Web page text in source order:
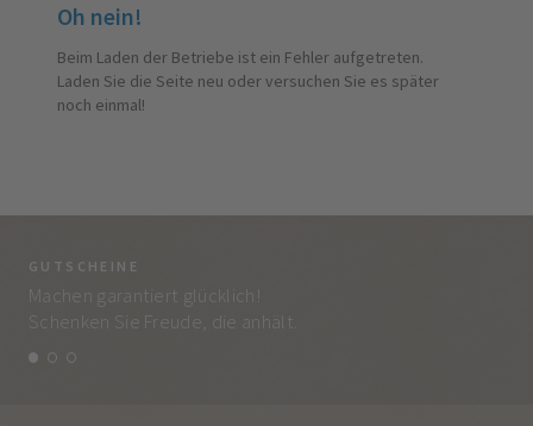
Oh nein!
Beim Laden der Betriebe ist ein Fehler aufgetreten.
Laden Sie die Seite neu oder versuchen Sie es später
noch einmal!
GUTSCHEINE
Machen garantiert glücklich!
Schenken Sie Freude, die anhält.